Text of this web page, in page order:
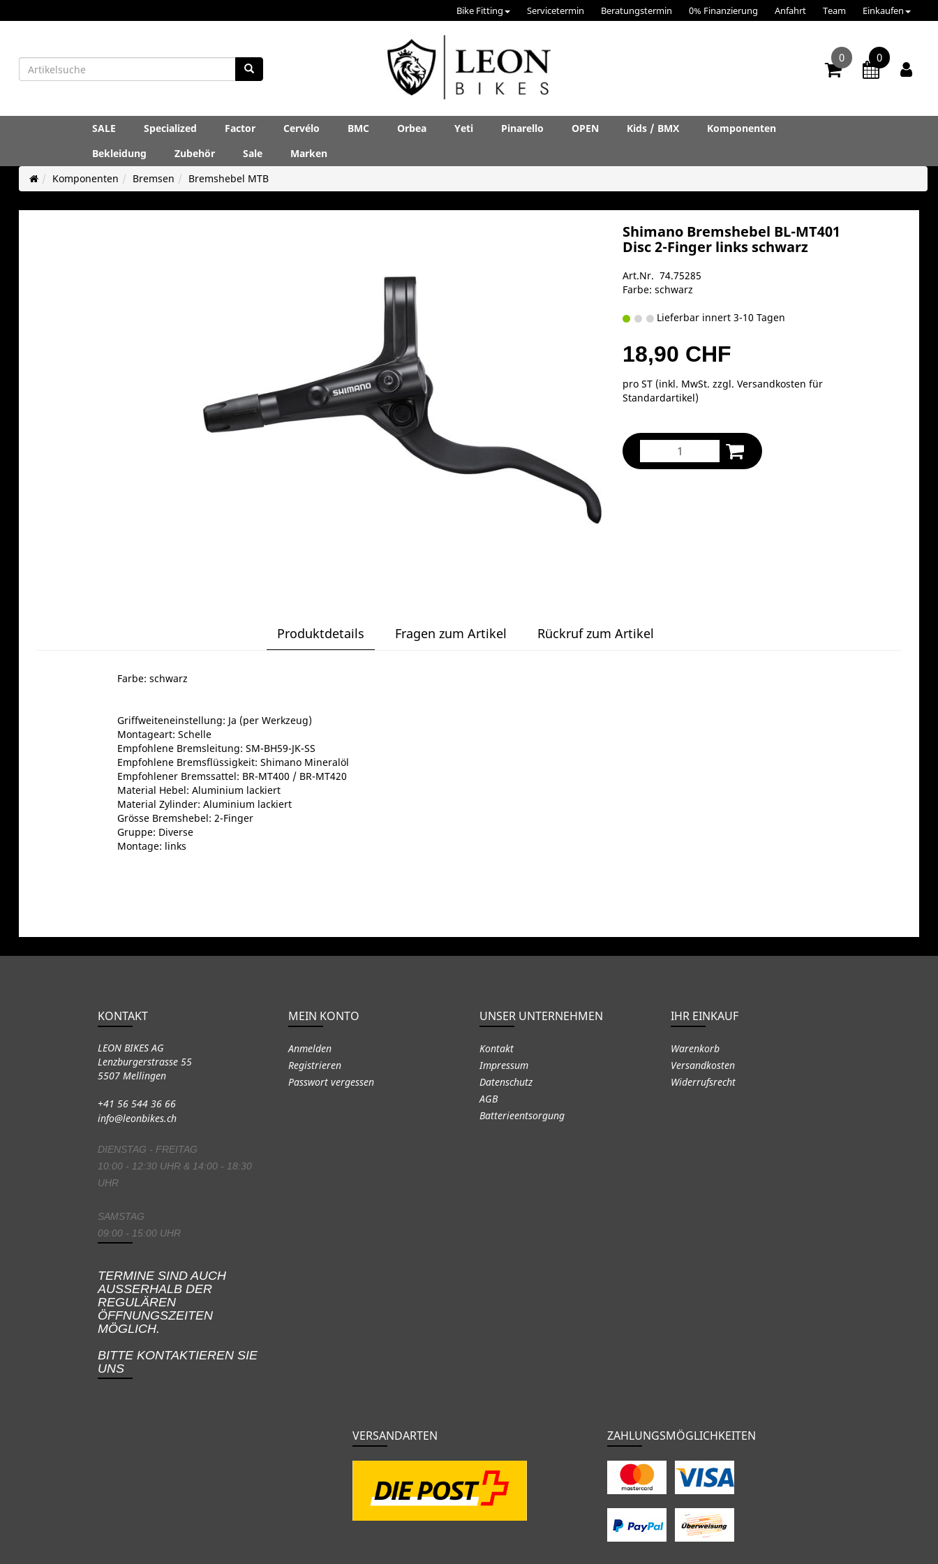
Bike Fitting Servicetermin Beratungstermin 0% Finanzierung Anfahrt Team Einkaufen
0 0
SALE Specialized Factor Cervélo BMC Orbea Yeti Pinarello OPEN Kids / BMX
Komponenten
Bekleidung
Zubehör Sale
Marken
Komponenten
Bremsen Bremshebel MTB
Shimano Bremshebel BL-MT401
Disc 2-Finger links schwarz
Art.Nr. 74.75285
Farbe: schwarz
Lieferbar innert 3-10 Tagen
18,90 CHF
pro ST (inkl. MwSt. zzgl.Versandkosten für
Standardartikel)
Produktdetails Fragen zum Artikel Rückruf zum Artikel
Farbe: schwarz
Griffweiteneinstellung: Ja (per Werkzeug)
Montageart: Schelle
Empfohlene Bremsleitung: SM-BH59-JK-SS
Empfohlene Bremsflüssigkeit: Shimano Mineralöl
Empfohlener Bremssattel: BR-MT400 / BR-MT420
Material Hebel: Aluminium lackiert
Material Zylinder: Aluminium lackiert
Grösse Bremshebel: 2-Finger
Gruppe: Diverse
Montage: links
KONTAKT
LEON BIKES AG
Lenzburgerstrasse 55
5507 Mellingen
+41 56 544 36 66
info@leonbikes.ch
DIENSTAG - FREITAG
10:00 - 12:30 UHR & 14:00 - 18:30
UHR
SAMSTAG
09:00 - 15:00 UHR
TERMINE SIND AUCH
AUSSERHALB DER
REGULÄREN
ÖFFNUNGSZEITEN
MÖGLICH.
BITTE KONTAKTIEREN SIE
UNS
MEIN KONTO
Anmelden
Registrieren
Passwort vergessen
UNSER UNTERNEHMEN
Kontakt
Impressum
Datenschutz
AGB
Batterieentsorgung
IHR EINKAUF
Warenkorb
Versandkosten
Widerrufsrecht
VERSANDARTEN ZAHLUNGSMÖGLICHKEITEN